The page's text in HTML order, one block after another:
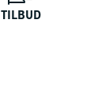
TILBUD